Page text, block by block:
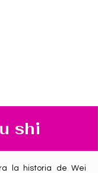
shi
la historia de Wei